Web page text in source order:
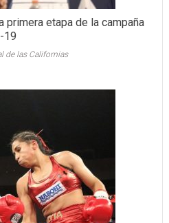
primera etapa de la campaña
19
de las Californias